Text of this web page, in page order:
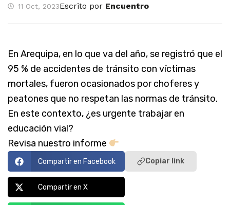
11 Oct, 2023Escrito por Encuentro
En Arequipa, en lo que va del año, se registró que el
95 % de accidentes de tránsito con víctimas
mortales, fueron ocasionados por choferes y
peatones que no respetan las normas de tránsito.
En este contexto, ¿es urgente trabajar en
educación vial?
Revisa nuestro informe
Compartir en Facebook
Compartir en X
Copiar link